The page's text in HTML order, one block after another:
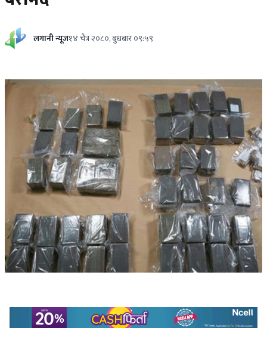
लगानी न्यूज१४ चैत्र २०८०, बुधबार ०९:५९